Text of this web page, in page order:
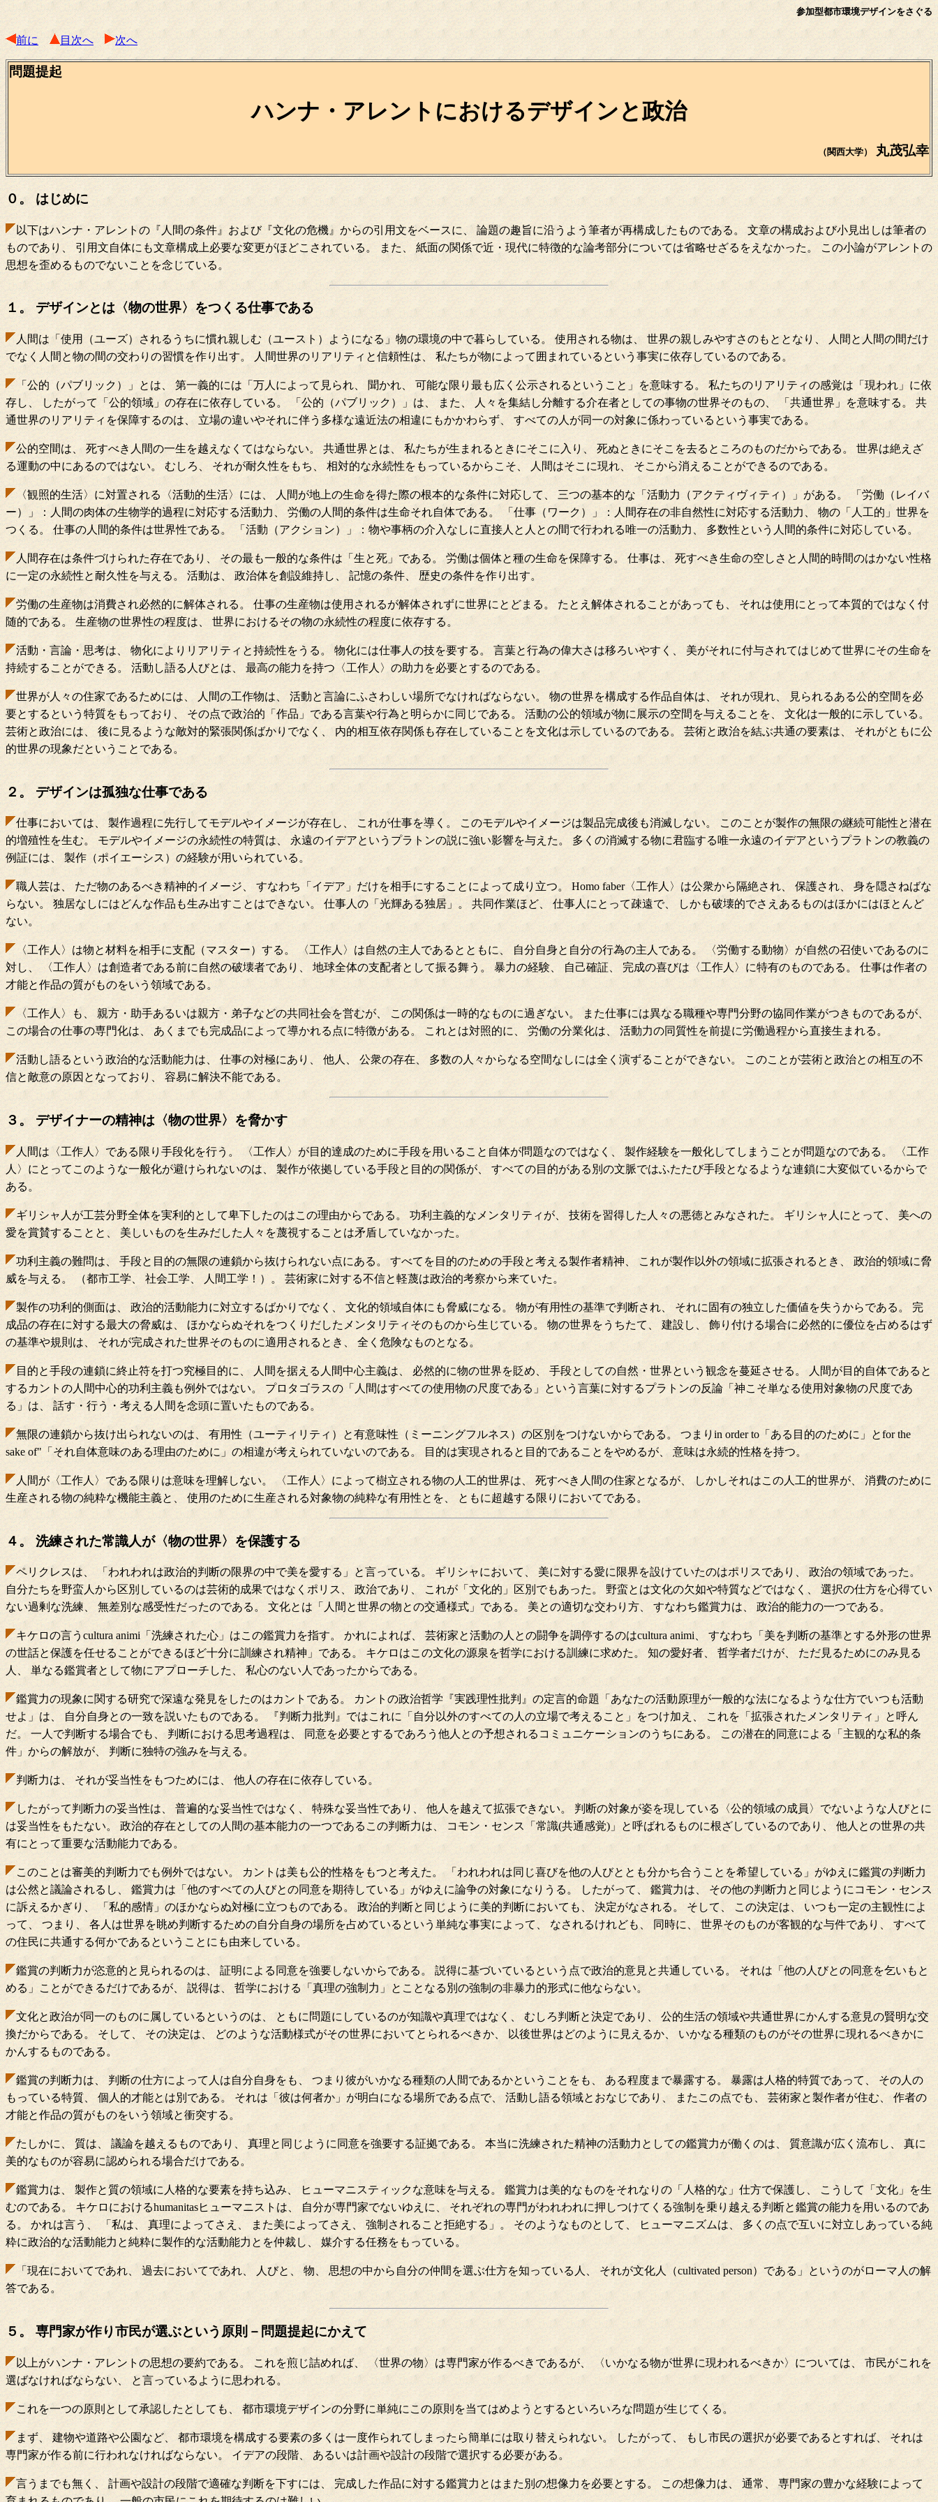
参加型都市環境デザインをさぐる
前に 目次へ 次へ
問題提起
ハンナ・アレントにおけるデザインと政治
（関西大学） 丸茂弘幸
０。 はじめに
以下はハンナ・アレントの『人間の条件』および『文化の危機』からの引用文をベースに、 論題の趣旨に沿うよう筆者が再構成したものである。 文章の構成および小見出しは筆者の
ものであり、 引用文自体にも文章構成上必要な変更がほどこされている。 また、 紙面の関係で近・現代に特徴的な論考部分については省略せざるをえなかった。 この小論がアレントの
思想を歪めるものでないことを念じている。
１。 デザインとは〈物の世界〉をつくる仕事である
人間は「使用（ユーズ）されるうちに慣れ親しむ（ユースト）ようになる」物の環境の中で暮らしている。 使用される物は、 世界の親しみやすさのもととなり、 人間と人間の間だけ
でなく人間と物の間の交わりの習慣を作り出す。 人間世界のリアリティと信頼性は、 私たちが物によって囲まれているという事実に依存しているのである。
「公的（パブリック）」とは、 第一義的には「万人によって見られ、 聞かれ、 可能な限り最も広く公示されるということ」を意味する。 私たちのリアリティの感覚は「現われ」に依
存し、 したがって「公的領域」の存在に依存している。 「公的（パブリック）」は、 また、 人々を集結し分離する介在者としての事物の世界そのもの、 「共通世界」を意味する。 共
通世界のリアリティを保障するのは、 立場の違いやそれに伴う多様な遠近法の相違にもかかわらず、 すべての人が同一の対象に係わっているという事実である。
公的空間は、 死すべき人間の一生を越えなくてはならない。 共通世界とは、 私たちが生まれるときにそこに入り、 死ぬときにそこを去るところのものだからである。 世界は絶えざ
る運動の中にあるのではない。 むしろ、 それが耐久性をもち、 相対的な永続性をもっているからこそ、 人間はそこに現れ、 そこから消えることができるのである。
〈観照的生活〉に対置される〈活動的生活〉には、 人間が地上の生命を得た際の根本的な条件に対応して、 三つの基本的な「活動力（アクティヴィティ）」がある。 「労働（レイバ
ー）」：人間の肉体の生物学的過程に対応する活動力、 労働の人間的条件は生命それ自体である。 「仕事（ワーク）」：人間存在の非自然性に対応する活動力、 物の「人工的」世界を
つくる。 仕事の人間的条件は世界性である。 「活動（アクション）」：物や事柄の介入なしに直接人と人との間で行われる唯一の活動力、 多数性という人間的条件に対応している。
人間存在は条件づけられた存在であり、 その最も一般的な条件は「生と死」である。 労働は個体と種の生命を保障する。 仕事は、 死すべき生命の空しさと人間的時間のはかない性格
に一定の永続性と耐久性を与える。 活動は、 政治体を創設維持し、 記憶の条件、 歴史の条件を作り出す。
労働の生産物は消費され必然的に解体される。 仕事の生産物は使用されるが解体されずに世界にとどまる。 たとえ解体されることがあっても、 それは使用にとって本質的ではなく付
随的である。 生産物の世界性の程度は、 世界におけるその物の永続性の程度に依存する。
活動・言論・思考は、 物化によりリアリティと持続性をうる。 物化には仕事人の技を要する。 言葉と行為の偉大さは移ろいやすく、 美がそれに付与されてはじめて世界にその生命を
持続することができる。 活動し語る人びとは、 最高の能力を持つ〈工作人〉の助力を必要とするのである。
世界が人々の住家であるためには、 人間の工作物は、 活動と言論にふさわしい場所でなければならない。 物の世界を構成する作品自体は、 それが現れ、 見られるある公的空間を必
要とするという特質をもっており、 その点で政治的「作品」である言葉や行為と明らかに同じである。 活動の公的領域が物に展示の空間を与えることを、 文化は一般的に示している。
芸術と政治には、 後に見るような敵対的緊張関係ばかりでなく、 内的相互依存関係も存在していることを文化は示しているのである。 芸術と政治を結ぶ共通の要素は、 それがともに公
的世界の現象だということである。
２。 デザインは孤独な仕事である
仕事においては、 製作過程に先行してモデルやイメージが存在し、 これが仕事を導く。 このモデルやイメージは製品完成後も消滅しない。 このことが製作の無限の継続可能性と潜在
的増殖性を生む。 モデルやイメージの永続性の特質は、 永遠のイデアというプラトンの説に強い影響を与えた。 多くの消滅する物に君臨する唯一永遠のイデアというプラトンの教義の
例証には、 製作（ポイエーシス）の経験が用いられている。
職人芸は、 ただ物のあるべき精神的イメージ、 すなわち「イデア」だけを相手にすることによって成り立つ。 Homo faber〈工作人〉は公衆から隔絶され、 保護され、 身を隠さねばな
らない。 独居なしにはどんな作品も生み出すことはできない。 仕事人の「光輝ある独居」。 共同作業ほど、 仕事人にとって疎遠で、 しかも破壊的でさえあるものはほかにはほとんど
ない。
〈工作人〉は物と材料を相手に支配（マスター）する。 〈工作人〉は自然の主人であるとともに、 自分自身と自分の行為の主人である。 〈労働する動物〉が自然の召使いであるのに
対し、 〈工作人〉は創造者である前に自然の破壊者であり、 地球全体の支配者として振る舞う。 暴力の経験、 自己確証、 完成の喜びは〈工作人〉に特有のものである。 仕事は作者の
才能と作品の質がものをいう領域である。
〈工作人〉も、 親方・助手あるいは親方・弟子などの共同社会を営むが、 この関係は一時的なものに過ぎない。 また仕事には異なる職種や専門分野の協同作業がつきものであるが、
この場合の仕事の専門化は、 あくまでも完成品によって導かれる点に特徴がある。 これとは対照的に、 労働の分業化は、 活動力の同質性を前提に労働過程から直接生まれる。
活動し語るという政治的な活動能力は、 仕事の対極にあり、 他人、 公衆の存在、 多数の人々からなる空間なしには全く演ずることができない。 このことが芸術と政治との相互の不
信と敵意の原因となっており、 容易に解決不能である。
３。 デザイナーの精神は〈物の世界〉を脅かす
人間は〈工作人〉である限り手段化を行う。 〈工作人〉が目的達成のために手段を用いること自体が問題なのではなく、 製作経験を一般化してしまうことが問題なのである。 〈工作
人〉にとってこのような一般化が避けられないのは、 製作が依拠している手段と目的の関係が、 すべての目的がある別の文脈ではふたたび手段となるような連鎖に大変似ているからで
ある。
ギリシャ人が工芸分野全体を実利的として卑下したのはこの理由からである。 功利主義的なメンタリティが、 技術を習得した人々の悪徳とみなされた。 ギリシャ人にとって、 美への
愛を賞賛することと、 美しいものを生みだした人々を蔑視することは矛盾していなかった。
功利主義の難問は、 手段と目的の無限の連鎖から抜けられない点にある。 すべてを目的のための手段と考える製作者精神、 これが製作以外の領域に拡張されるとき、 政治的領域に脅
威を与える。 （都市工学、 社会工学、 人間工学！）。 芸術家に対する不信と軽蔑は政治的考察から来ていた。
製作の功利的側面は、 政治的活動能力に対立するばかりでなく、 文化的領域自体にも脅威になる。 物が有用性の基準で判断され、 それに固有の独立した価値を失うからである。 完
成品の存在に対する最大の脅威は、 ほかならぬそれをつくりだしたメンタリティそのものから生じている。 物の世界をうちたて、 建設し、 飾り付ける場合に必然的に優位を占めるはず
の基準や規則は、 それが完成された世界そのものに適用されるとき、 全く危険なものとなる。
目的と手段の連鎖に終止符を打つ究極目的に、 人間を据える人間中心主義は、 必然的に物の世界を貶め、 手段としての自然・世界という観念を蔓延させる。 人間が目的自体であると
するカントの人間中心的功利主義も例外ではない。 プロタゴラスの「人間はすべての使用物の尺度である」という言葉に対するプラトンの反論「神こそ単なる使用対象物の尺度であ
る」は、 話す・行う・考える人間を念頭に置いたものである。
無限の連鎖から抜け出られないのは、 有用性（ユーティリティ）と有意味性（ミーニングフルネス）の区別をつけないからである。 つまりin order to「ある目的のために」とfor the
sake of"「それ自体意味のある理由のために」の相違が考えられていないのである。 目的は実現されると目的であることをやめるが、 意味は永続的性格を持つ。
人間が〈工作人〉である限りは意味を理解しない。 〈工作人〉によって樹立される物の人工的世界は、 死すべき人間の住家となるが、 しかしそれはこの人工的世界が、 消費のために
生産される物の純粋な機能主義と、 使用のために生産される対象物の純粋な有用性とを、 ともに超越する限りにおいてである。
４。 洗練された常識人が〈物の世界〉を保護する
ペリクレスは、 「われわれは政治的判断の限界の中で美を愛する」と言っている。 ギリシャにおいて、 美に対する愛に限界を設けていたのはポリスであり、 政治の領域であった。
自分たちを野蛮人から区別しているのは芸術的成果ではなくポリス、 政治であり、 これが「文化的」区別でもあった。 野蛮とは文化の欠如や特質などではなく、 選択の仕方を心得てい
ない過剰な洗練、 無差別な感受性だったのである。 文化とは「人間と世界の物との交通様式」である。 美との適切な交わり方、 すなわち鑑賞力は、 政治的能力の一つである。
キケロの言うcultura animi「洗練された心」はこの鑑賞力を指す。 かれによれば、 芸術家と活動の人との闘争を調停するのはcultura animi、 すなわち「美を判断の基準とする外形の世界
の世話と保護を任せることができるほど十分に訓練され精神」である。 キケロはこの文化の源泉を哲学における訓練に求めた。 知の愛好者、 哲学者だけが、 ただ見るためにのみ見る
人、 単なる鑑賞者として物にアプローチした、 私心のない人であったからである。
鑑賞力の現象に関する研究で深遠な発見をしたのはカントである。 カントの政治哲学『実践理性批判』の定言的命題「あなたの活動原理が一般的な法になるような仕方でいつも活動
せよ」は、 自分自身との一致を説いたものである。 『判断力批判』ではこれに「自分以外のすべての人の立場で考えること」をつけ加え、 これを「拡張されたメンタリティ」と呼ん
だ。 一人で判断する場合でも、 判断における思考過程は、 同意を必要とするであろう他人との予想されるコミュニケーションのうちにある。 この潜在的同意による「主観的な私的条
件」からの解放が、 判断に独特の強みを与える。
判断力は、 それが妥当性をもつためには、 他人の存在に依存している。
したがって判断力の妥当性は、 普遍的な妥当性ではなく、 特殊な妥当性であり、 他人を越えて拡張できない。 判断の対象が姿を現している〈公的領域の成員〉でないような人びとに
は妥当性をもたない。 政治的存在としての人間の基本能力の一つであるこの判断力は、 コモン・センス「常識(共通感覚)」と呼ばれるものに根ざしているのであり、 他人との世界の共
有にとって重要な活動能力である。
このことは審美的判断力でも例外ではない。 カントは美も公的性格をもつと考えた。 「われわれは同じ喜びを他の人びととも分かち合うことを希望している」がゆえに鑑賞の判断力
は公然と議論されるし、 鑑賞力は「他のすべての人びとの同意を期待している」がゆえに論争の対象になりうる。 したがって、 鑑賞力は、 その他の判断力と同じようにコモン・センス
に訴えるかぎり、 「私的感情」のほかならぬ対極に立つものである。 政治的判断と同じように美的判断においても、 決定がなされる。 そして、 この決定は、 いつも一定の主観性によ
って、 つまり、 各人は世界を眺め判断するための自分自身の場所を占めているという単純な事実によって、 なされるけれども、 同時に、 世界そのものが客観的な与件であり、 すべて
の住民に共通する何かであるということにも由来している。
鑑賞の判断力が恣意的と見られるのは、 証明による同意を強要しないからである。 説得に基づいているという点で政治的意見と共通している。 それは「他の人びとの同意を乞いもと
める」ことができるだけであるが、 説得は、 哲学における「真理の強制力」とことなる別の強制の非暴力的形式に他ならない。
文化と政治が同一のものに属しているというのは、 ともに問題にしているのが知識や真理ではなく、 むしろ判断と決定であり、 公的生活の領域や共通世界にかんする意見の賢明な交
換だからである。 そして、 その決定は、 どのような活動様式がその世界においてとられるべきか、 以後世界はどのように見えるか、 いかなる種類のものがその世界に現れるべきかに
かんするものである。
鑑賞の判断力は、 判断の仕方によって人は自分自身をも、 つまり彼がいかなる種類の人間であるかということをも、 ある程度まで暴露する。 暴露は人格的特質であって、 その人の
もっている特質、 個人的才能とは別である。 それは「彼は何者か」が明白になる場所である点で、 活動し語る領域とおなじであり、 またこの点でも、 芸術家と製作者が住む、 作者の
才能と作品の質がものをいう領域と衝突する。
たしかに、 質は、 議論を越えるものであり、 真理と同じように同意を強要する証拠である。 本当に洗練された精神の活動力としての鑑賞力が働くのは、 質意識が広く流布し、 真に
美的なものが容易に認められる場合だけである。
鑑賞力は、 製作と質の領域に人格的な要素を持ち込み、 ヒューマニスティックな意味を与える。 鑑賞力は美的なものをそれなりの「人格的な」仕方で保護し、 こうして「文化」を生
むのである。 キケロにおけるhumanitasヒューマニストは、 自分が専門家でないゆえに、 それぞれの専門がわれわれに押しつけてくる強制を乗り越える判断と鑑賞の能力を用いるのであ
る。 かれは言う、 「私は、 真理によってさえ、 また美によってさえ、 強制されること拒絶する」。 そのようなものとして、 ヒューマニズムは、 多くの点で互いに対立しあっている純
粋に政治的な活動能力と純粋に製作的な活動能力とを仲裁し、 媒介する任務をもっている。
「現在においてであれ、 過去においてであれ、 人びと、 物、 思想の中から自分の仲間を選ぶ仕方を知っている人、 それが文化人（cultivated person）である」というのがローマ人の解
答である。
５。 専門家が作り市民が選ぶという原則－問題提起にかえて
以上がハンナ・アレントの思想の要約である。 これを煎じ詰めれば、 〈世界の物〉は専門家が作るべきであるが、 〈いかなる物が世界に現われるべきか〉については、 市民がこれを
選ばなければならない、 と言っているように思われる。
これを一つの原則として承認したとしても、 都市環境デザインの分野に単純にこの原則を当てはめようとするといろいろな問題が生じてくる。
まず、 建物や道路や公園など、 都市環境を構成する要素の多くは一度作られてしまったら簡単には取り替えられない。 したがって、 もし市民の選択が必要であるとすれば、 それは
専門家が作る前に行われなければならない。 イデアの段階、 あるいは計画や設計の段階で選択する必要がある。
言うまでも無く、 計画や設計の段階で適確な判断を下すには、 完成した作品に対する鑑賞力とはまた別の想像力を必要とする。 この想像力は、 通常、 専門家の豊かな経験によって